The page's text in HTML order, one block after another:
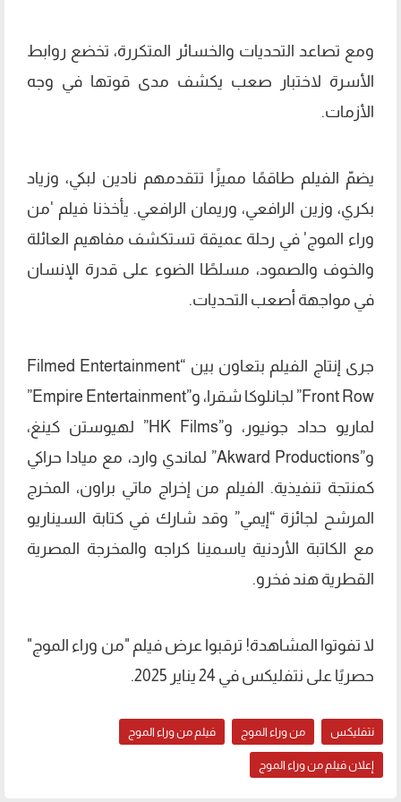
ومع تصاعد التحديات والخسائر المتكررة، تخضع روابط
الأسرة لاختبار صعب يكشف مدى قوتها في وجه
الأزمات.
يضمّ الفيلم طاقمًا مميزًا تتقدمهم نادين لبكي، وزياد
بكري، وزين الرافعي، وريمان الرافعي. يأخذنا فيلم 'من
وراء الموج' في رحلة عميقة تستكشف مفاهيم العائلة
والخوف والصمود، مسلطًا الضوء على قدرة الإنسان
في مواجهة أصعب التحديات.
جرى إنتاج الفيلم بتعاون بين “Filmed Entertainment
Front Row” لجانلوكا شقرا، و”Empire Entertainment”
لماريو حداد جونيور، و”HK Films” لهيوستن كينغ،
و”Akward Productions” لماندي وارد، مع ميادا حراكي
كمنتجة تنفيذية. الفيلم من إخراج ماتي براون، المخرج
المرشح لجائزة “إيمي” وقد شارك في كتابة السيناريو
مع الكاتبة الأردنية ياسمينا كراجه والمخرجة المصرية
القطرية هند فخرو.
لا تفوتوا المشاهدة! ترقبوا عرض فيلم "من وراء الموج"
حصريًا على نتفليكس في 24 يناير 2025.
نتفليكس من وراء الموج فيلم من وراء الموج
إعلان فيلم من وراء الموج